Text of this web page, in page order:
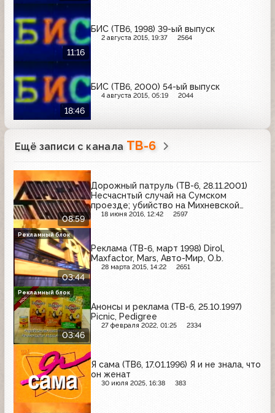
11:16
БИС (ТВ6, 1998) 39-ый выпуск
2 августа 2015, 19:37 2564
18:46
БИС (ТВ6, 2000) 54-ый выпуск
4 августа 2015, 05:19 2044
Ещё записи с канала ТВ-6
08:59
Дорожный патруль (ТВ-6, 28.11.2001)
Несчаснтый случай на Сумском
проезде; убийство на Михневской
улице; ДТП на Никитинской улице
18 июня 2016, 12:42 2597
03:44
Реклама (ТВ-6, март 1998) Dirol,
Maxfactor, Mars, Авто-Мир, O.b.
28 марта 2015, 14:22 2651
Рекламный блок
03:46
Анонсы и реклама (ТВ-6, 25.10.1997)
Picnic, Pedigree
27 февраля 2022, 01:25 2334
Рекламный блок
Я сама (ТВ6, 17.01.1996) Я и не знала, что
он женат
30 июля 2025, 16:38 383